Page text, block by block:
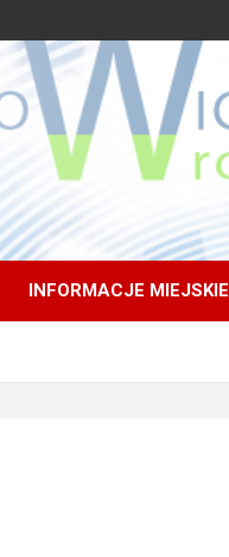
INFORMACJE MIEJSKIE